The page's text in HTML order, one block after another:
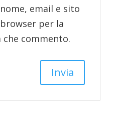
email e sito
per la
commento.